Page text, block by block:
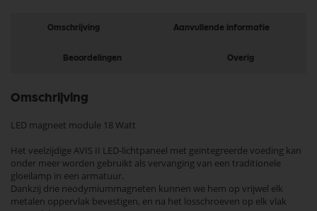
Omschrijving Aanvullende informatie
Beoordelingen Overig
Omschrijving
LED magneet module 18 Watt
Het veelzijdige AVIS II LED-lichtpaneel met geïntegreerde voeding kan
onder meer worden gebruikt als vervanging van een traditionele
gloeilamp in een armatuur.
Dankzij drie neodymiummagneten kunnen we hem op vrijwel elk
metalen oppervlak bevestigen, en na het losschroeven op elk vlak